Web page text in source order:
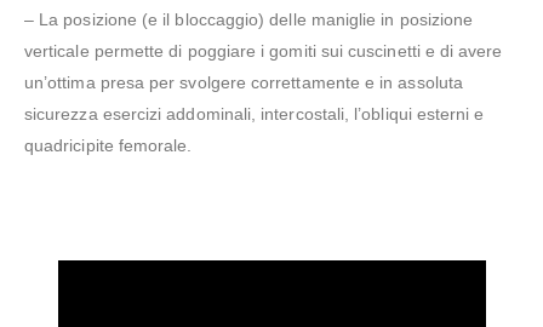
– La posizione (e il bloccaggio) delle maniglie in posizione
verticale permette di poggiare i gomiti sui cuscinetti e di avere
un’ottima presa per svolgere correttamente e in assoluta
sicurezza esercizi addominali, intercostali, l’obliqui esterni e
quadricipite femorale.